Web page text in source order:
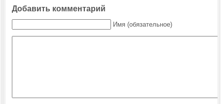
Добавить комментарий
Имя (обязательное)